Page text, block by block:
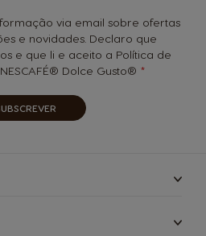
via email sobre ofertas
e novidades. Declaro que
e que li e aceito a Política de
Dolce Gusto®